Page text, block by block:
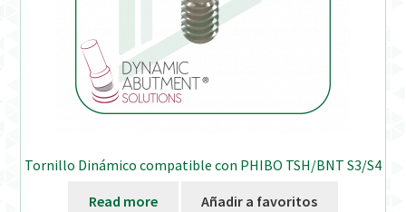
Tornillo Dinámico compatible con PHIBO TSH/BNT S3/S4
Read more Añadir a favoritos